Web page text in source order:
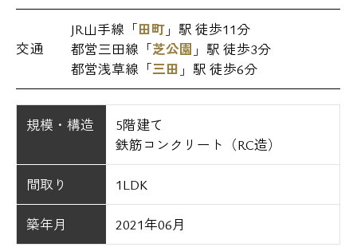
交通
JR山手線「田町 」駅 徒歩11分
都営三田線「芝公園 」駅 徒歩3分
都営浅草線「三田 」駅 徒歩6分
規模・構造
5階建て
鉄筋コンクリート（RC造）
間取り 1LDK
築年月 2021年06月